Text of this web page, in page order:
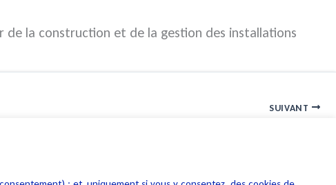
de la construction et de la gestion des installations
SUIVANT